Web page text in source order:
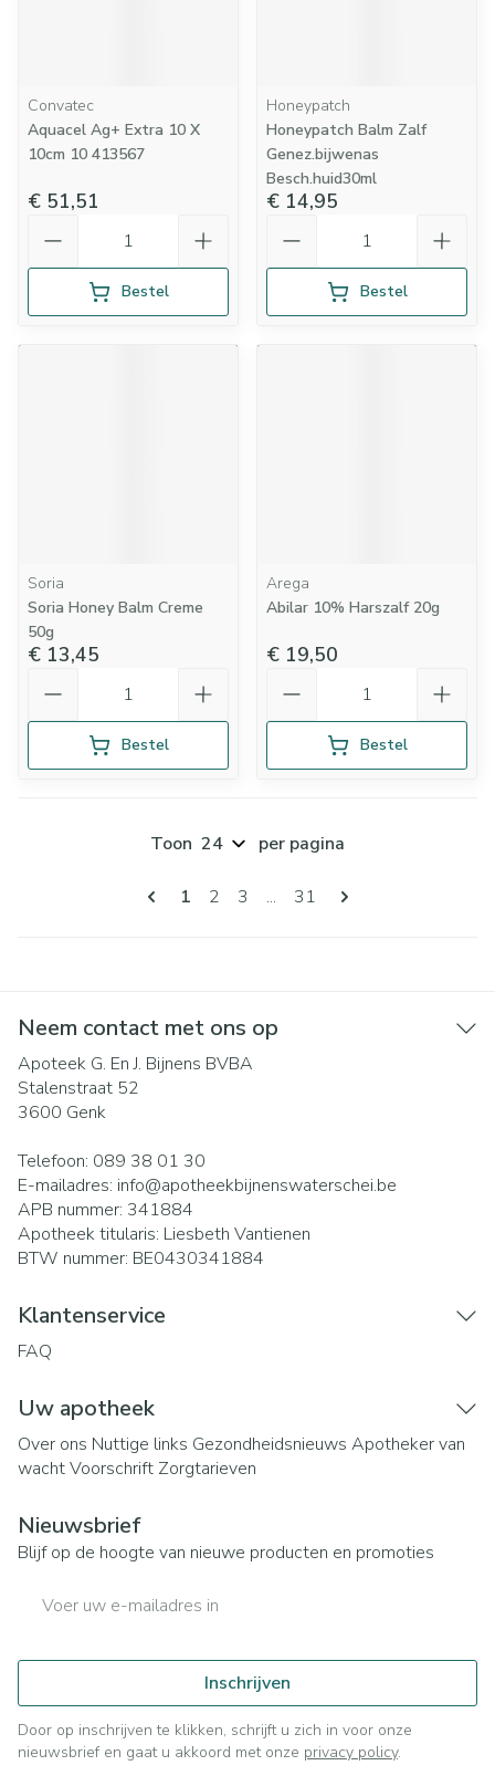
Convatec
Aquacel Ag+ Extra 10 X
10cm 10 413567
€ 51,51
Bestel
Honeypatch
Honeypatch Balm Zalf
Genez.bijwenas
Besch.huid30ml
€ 14,95
Bestel
Soria
Soria Honey Balm Creme
50g
€ 13,45
Bestel
Arega
Abilar 10% Harszalf 20g
€ 19,50
Bestel
Pagina's
U lees momenteel pagina
1 Pagina
2 Pagina
3 ... Pagina
31
Toon per pagina
Neem contact met ons op
Apoteek G. En J. Bijnens BVBA
Stalenstraat 52
3600 Genk
Telefoon: 089 38 01 30
E-mailadres: info@apotheekbijnenswaterschei.be
APB nummer: 341884
Apotheek titularis: Liesbeth Vantienen
BTW nummer: BE0430341884
Klantenservice
FAQ
Uw apotheek
Over ons Nuttige links Gezondheidsnieuws Apotheker van
wachtVoorschrift Zorgtarieven
Nieuwsbrief
Blijf op de hoogte van nieuwe producten en promoties
Inschrijven
Door op inschrijven te klikken, schrijft u zich in voor onze
nieuwsbrief en gaat u akkoord met onze privacy policy.